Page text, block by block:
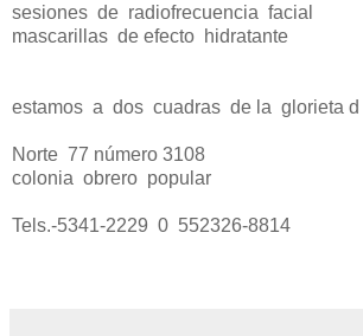
sesiones de radiofrecuencia facial
mascarillas de efecto hidratante
estamos a dos cuadras de la glorieta d
Norte 77 número 3108
colonia obrero popular
Tels.-5341-2229 0 552326-8814